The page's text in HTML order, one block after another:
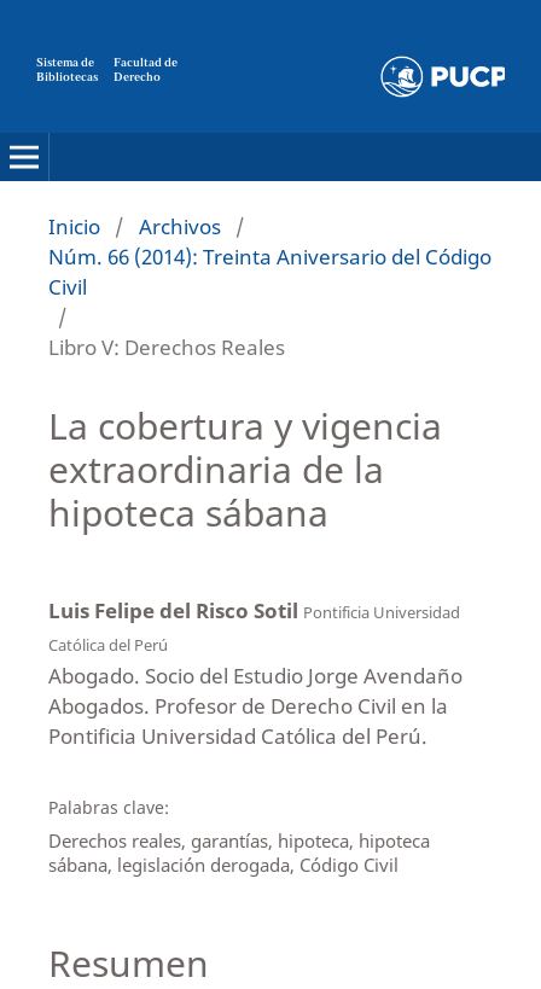
Sistema de
Bibliotecas
Facultad de
Derecho
Inicio / Archivos /
Núm. 66 (2014): Treinta Aniversario del Código
Civil
/
Libro V: Derechos Reales
La cobertura y vigencia
extraordinaria de la
hipoteca sábana
Luis Felipe del Risco Sotil Pontificia Universidad
Católica del Perú
Abogado. Socio del Estudio Jorge Avendaño
Abogados. Profesor de Derecho Civil en la
Pontificia Universidad Católica del Perú.
Palabras clave:
Derechos reales, garantías, hipoteca, hipoteca
sábana, legislación derogada, Código Civil
Resumen